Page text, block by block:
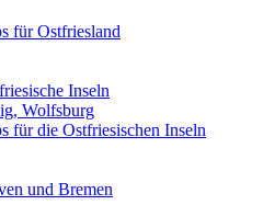
für Ostfriesland
Inseln
Wolfsburg
für die Ostfriesischen Inseln
und Bremen